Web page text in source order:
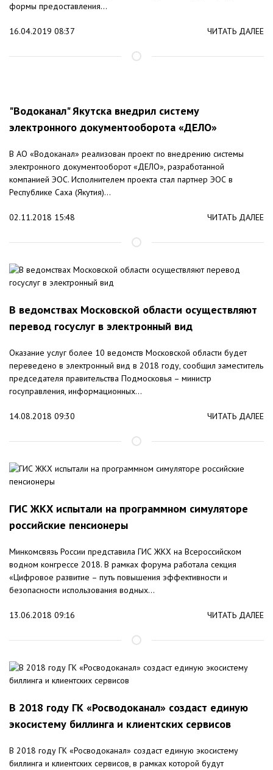
формы предоставления...
16.04.2019 08:37 ЧИТАТЬ ДАЛЕЕ
"Водоканал" Якутска внедрил систему
электронного документооборота «ДЕЛО»
В АО «Водоканал» реализован проект по внедрению системы
электронного документооборот «ДЕЛО», разработанной
компанией ЭОС. Исполнителем проекта стал партнер ЭОС в
Республике Саха (Якутия)...
02.11.2018 15:48 ЧИТАТЬ ДАЛЕЕ
В ведомствах Московской области осуществляют
перевод госуслуг в электронный вид
Оказание услуг более 10 ведомств Московской области будет
переведено в электронный вид в 2018 году, сообщил заместитель
председателя правительства Подмосковья – министр
госуправления, информационных...
14.08.2018 09:30 ЧИТАТЬ ДАЛЕЕ
ГИС ЖКХ испытали на программном симуляторе
российские пенсионеры
Минкомсвязь России представила ГИС ЖКХ на Всероссийском
водном конгрессе 2018. В рамках форума работала секция
«Цифровое развитие – путь повышения эффективности и
безопасности использования водных...
13.06.2018 09:16 ЧИТАТЬ ДАЛЕЕ
В 2018 году ГК «Росводоканал» создаст единую
экосистему биллинга и клиентских сервисов
В 2018 году ГК «Росводоканал» создаст единую экосистему
биллинга и клиентских сервисов, в рамках которой будут